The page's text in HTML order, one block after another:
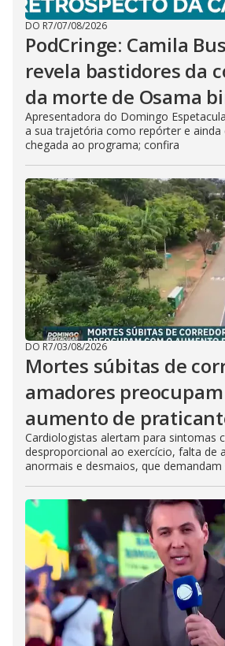
DO R7/07/08/2026
PodCringe: Camila
revela bastidores da
da morte de Osama
Apresentadora do Domingo
a sua trajetória como repórter e ainda
chegada ao programa; confira
DO R7/03/08/2026
Mortes súbitas de
amadores
aumento de
Cardiologistas alertam para sintomas
desproporcional ao exercício, falta de
anormais e desmaios, que